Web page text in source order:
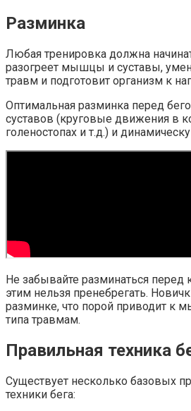
Разминка
Любая тренировка должна
разогреет мышцы и суставы,
травм и подготовит организм к
Оптимальная разминка перед
суставов (круговые движения в
голеностопах и т.д.) и
Не забывайте разминаться
этим нельзя пренебрегать.
разминке, что порой приводит к
типа травмам.
Правильная техника
Существует несколько базовых
техники бега: